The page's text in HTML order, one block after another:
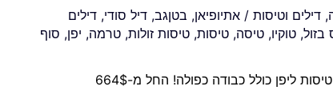
, דילים וטיסות / אתיופיאן, בטןגב, דיל סודי, דילים
בזול, טוקיו, טיסה, טיסות, טיסות זולות, טרמה, יפן, סוף
ליפן כולל כבודה כפולה! החל מ-664$